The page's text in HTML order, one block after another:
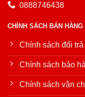
0888746438
CHÍNH SÁCH BÁN HÀNG
Chính sách đổi trả
Chính sách bảo
Chính sách vận